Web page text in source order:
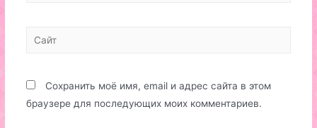
Сайт
Сохранить моё имя, email и адрес сайта в этом
браузере для последующих моих комментариев.